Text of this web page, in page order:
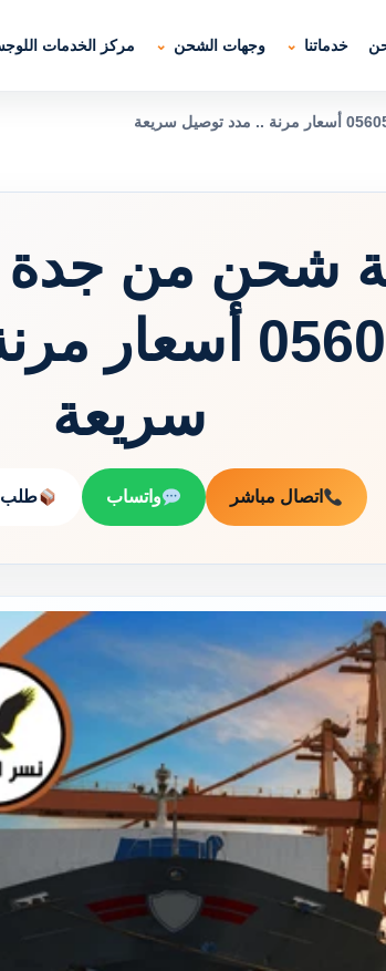
خدماتنا وجهات الشحن مركز الخدمات
شحن من جدة
-0560533140
سريعة
اتصال مباشر واتساب